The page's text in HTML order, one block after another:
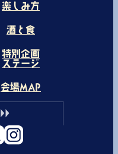
楽しみ方
酒と食
特別企画
ステージ
会場MAP